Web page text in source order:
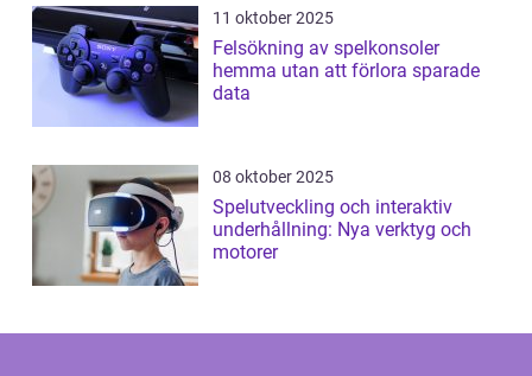
11 oktober 2025
Felsökning av spelkonsoler
hemma utan att förlora sparade
data
08 oktober 2025
Spelutveckling och interaktiv
underhållning: Nya verktyg och
motorer